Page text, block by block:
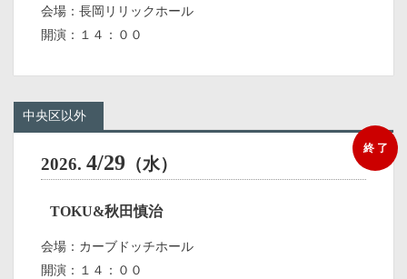
会場：長岡リリックホール
開演：１４：００
中央区以外
終 了
2026. 4/29 （水）
TOKU&秋田慎治
会場：カーブドッチホール
開演：１４：００